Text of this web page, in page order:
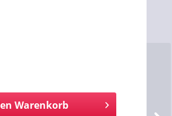
Warenkorb